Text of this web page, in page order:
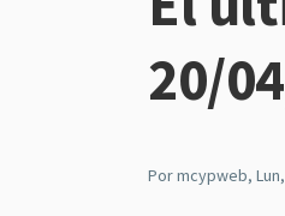
navegación
20/
Pormcypweb,